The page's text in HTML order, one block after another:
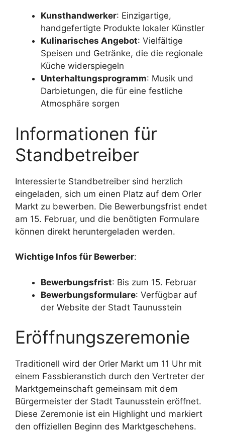
Kunsthandwerker: Einzigartige,
handgefertigte Produkte lokaler Künstler
Kulinarisches Angebot: Vielfältige
Speisen und Getränke, die die regionale
Küche widerspiegeln
Unterhaltungsprogramm: Musik und
Darbietungen, die für eine festliche
Atmosphäre sorgen
Informationen für
Standbetreiber
Interessierte Standbetreiber sind herzlich
eingeladen, sich um einen Platz auf dem Orler
Markt zu bewerben. Die Bewerbungsfrist endet
am 15. Februar, und die benötigten Formulare
können direkt heruntergeladen werden.
Wichtige Infos für Bewerber:
Bewerbungsfrist: Bis zum 15. Februar
Bewerbungsformulare: Verfügbar auf
der Website der Stadt Taunusstein
Eröffnungszeremonie
Traditionell wird der Orler Markt um 11 Uhr mit
einem Fassbieranstich durch den Vertreter der
Marktgemeinschaft gemeinsam mit dem
Bürgermeister der Stadt Taunusstein eröffnet.
Diese Zeremonie ist ein Highlight und markiert
den offiziellen Beginn des Marktgeschehens.